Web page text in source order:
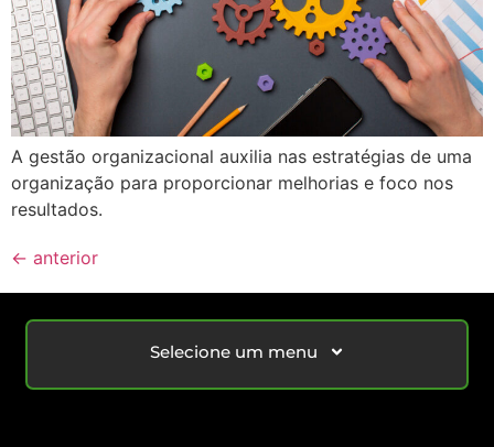
A gestão organizacional auxilia nas estratégias de uma
organização para proporcionar melhorias e foco nos
resultados.
← anterior
Selecione um menu